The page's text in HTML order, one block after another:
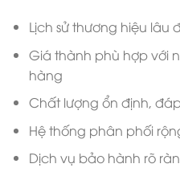
Lịch sử thương hiệu lâu
Giá thành phù hợp với
hàng
Chất lượng ổn định,
Hệ thống phân phối
Dịch vụ bảo hành rõ